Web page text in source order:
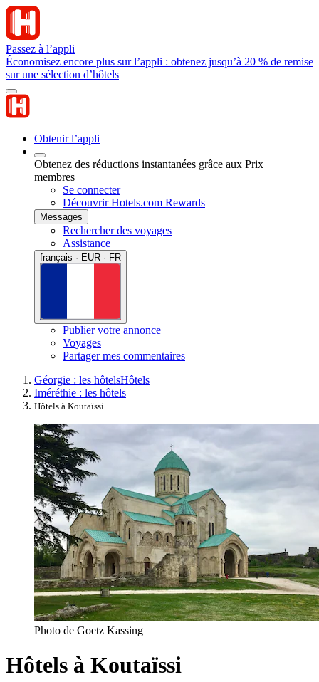
Passez à l’appli
Économisez encore plus sur l’appli : obtenez jusqu’à 20 % de remise
sur une sélection d’hôtels
Obtenir l’appli
Obtenez des réductions instantanées grâce aux Prix
membres
Se connecter
Découvrir Hotels.com Rewards
Messages
Rechercher des voyages
Assistance
français · EUR · FR
Publier votre annonce
Voyages
Partager mes commentaires
Géorgie : les hôtelsHôtels
Iméréthie : les hôtels
Hôtels à Koutaïssi
Photo de Goetz Kassing
Hôtels à Koutaïssi